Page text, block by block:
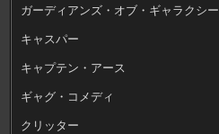
ガーディアンズ・オブ・ギャラクシー
キャスパー
キャプテン・アース
ギャグ・コメディ
クリッター